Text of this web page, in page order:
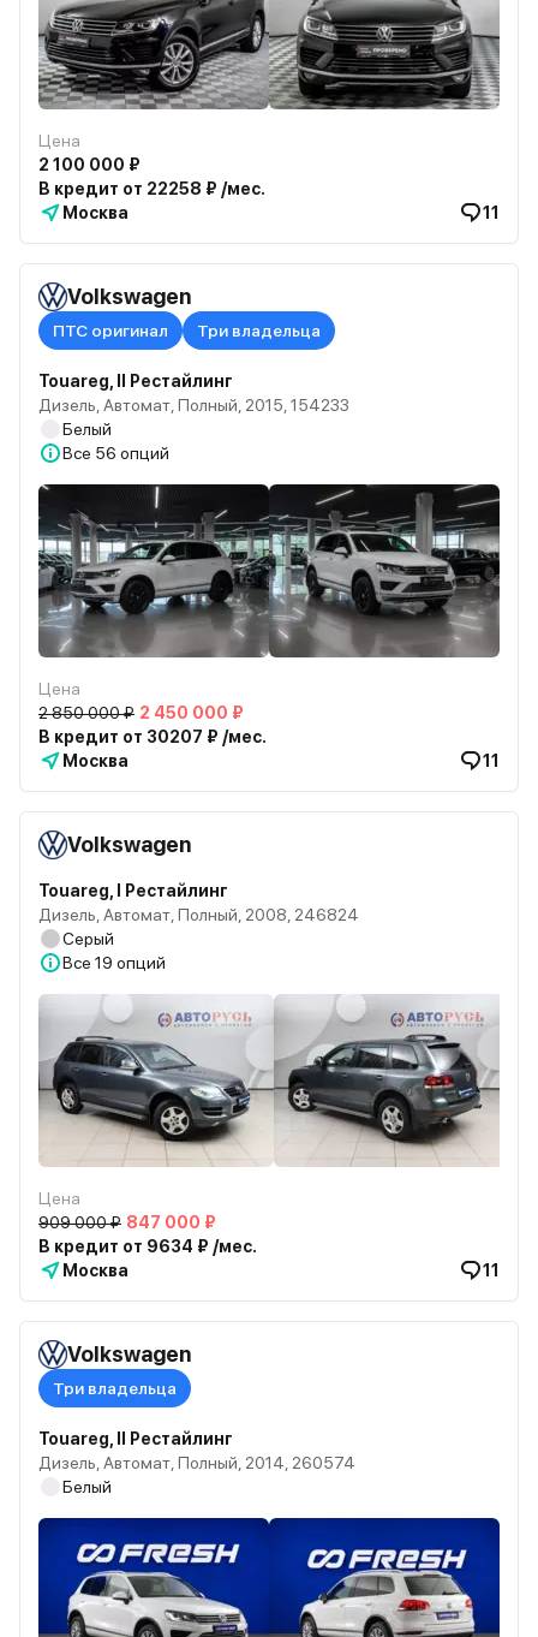
Цена
2 100 000 ₽
В кредит от 22258 ₽ /мес.
Москва
11
Volkswagen
ПТС оригинал Три владельца
Touareg, II Рестайлинг
Дизель, Автомат, Полный, 2015, 154233
Белый
Все 56 опций
Цена
2 850 000 ₽ 2 450 000 ₽
В кредит от 30207 ₽ /мес.
Москва
11
Volkswagen
Touareg, I Рестайлинг
Дизель, Автомат, Полный, 2008, 246824
Серый
Все 19 опций
Цена
909 000 ₽ 847 000 ₽
В кредит от 9634 ₽ /мес.
Москва
11
Volkswagen
Три владельца
Touareg, II Рестайлинг
Дизель, Автомат, Полный, 2014, 260574
Белый